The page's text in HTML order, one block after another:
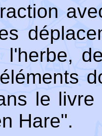
l'herbe,
le
Hare".